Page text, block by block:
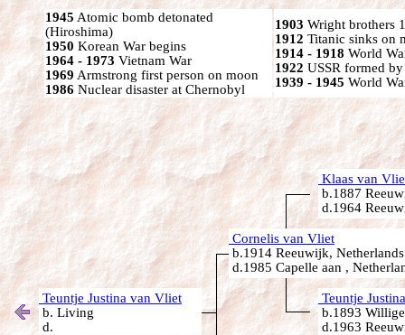
1945 Atomic bomb detonated
(Hiroshima)
1950 Korean War begins
1964 - 1973 Vietnam War
1969 Armstrong first person on moon
1986 Nuclear disaster at Chernobyl
1903 Wright brothers
1912 Titanic sinks on
1914 - 1918 World
1922 USSR formed
1939 - 1945 World
Klaas van
b.1887
d.1964
Cornelis van Vliet
b.1914 Reeuwijk, Netherlands
d.1985 Capelle aan ,
Teuntje Justina van Vliet
b. Living
d.
Teuntje
b.1893
d.1963